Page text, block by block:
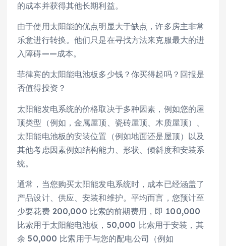
的成本并获得其他长期利益。
由于使用太阳能的优点明显大于缺点，许多房主非常
乐意进行转换。他们只是在寻找方法来克服最大的进
入障碍——成本。
菲律宾的太阳能电池板多少钱？你买得起吗？回报是
否值得投资？
太阳能发电系统的价格取决于多种因素，例如您的屋
顶类型（例如，金属屋顶、瓷砖屋顶、木质屋顶）、
太阳能电池板的安装位置（例如地面还是屋顶）以及
其他考虑因素例如结构能力、形状、倾斜度和安装系
统。
通常，当您购买太阳能发电系统时，成本已经涵盖了
产品设计、供应、安装和维护。平均而言，您预计至
少要花费 200,000 比索的前期费用，即 100,000
比索用于太阳能电池板，50,000 比索用于安装，其
余 50,000 比索用于与您的配电公司（例如